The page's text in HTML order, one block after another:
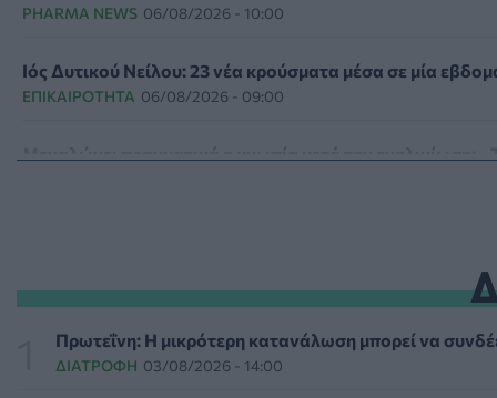
PHARMA NEWS 06/08/2026 - 10:00
Ιός Δυτικού Νείλου: 23 νέα κρούσματα μέσα σε μία
ΕΠΙΚΑΙΡΌΤΗΤΑ 06/08/2026 - 09:00
ΕΠΙΚΑΙΡΌΤΗΤΑ 06/08/2026 - 00:04
Πρωτεΐνη: Η μικρότερη κατανάλωση μπορεί να
ΔΙΑΤΡΟΦΉ 03/08/2026 - 14:00